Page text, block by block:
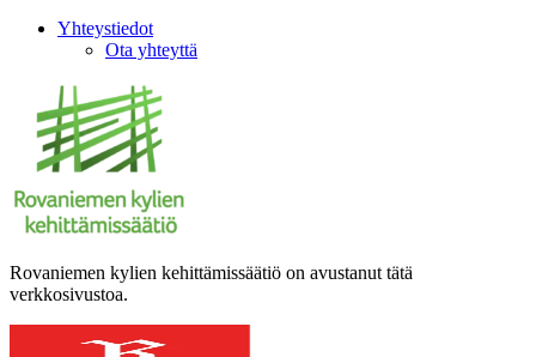
Yhteystiedot
Ota yhteyttä
Rovaniemen kylien kehittämissäätiö on avustanut tätä
verkkosivustoa.